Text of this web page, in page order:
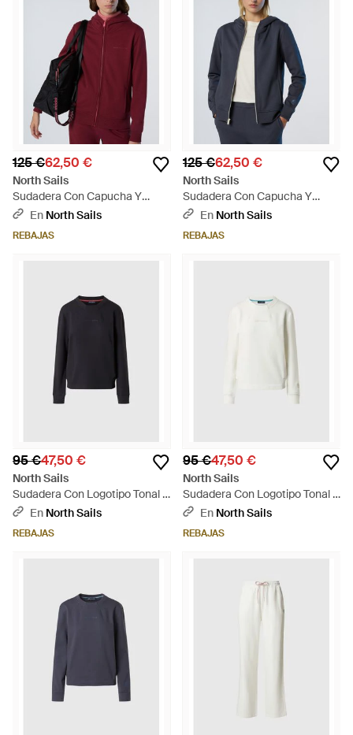
125 €62,50 €
North Sails
Sudadera Con Capucha Y
Cremallera Completa Y
En North Sails
REBAJAS
125 €62,50 €
North Sails
Sudadera Con Capucha Y
Cremallera Completa Y
En North Sails
REBAJAS
95 €47,50 €
North Sails
Sudadera Con Logotipo Tonal -
AzulEn North Sails
REBAJAS
95 €47,50 €
North Sails
Sudadera Con Logotipo Tonal -
Blanco
En North Sails
REBAJAS